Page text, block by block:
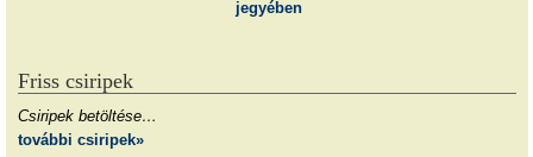
jegyében
Friss csiripek
Csiripek betöltése…
további csiripek»